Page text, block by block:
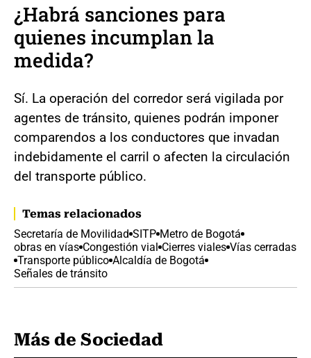
¿Habrá sanciones para
quienes incumplan la
medida?
Sí. La operación del corredor será vigilada por
agentes de tránsito, quienes podrán imponer
comparendos a los conductores que invadan
indebidamente el carril o afecten la circulación
del transporte público.
Temas relacionados
Secretaría de Movilidad SITP Metro de Bogotá
obras en vías Congestión vial Cierres viales Vías cerradas
Transporte público Alcaldía de Bogotá
Señales de tránsito
Más de Sociedad